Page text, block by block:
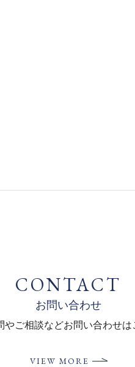
CONTACT
お問い合わせ
やご相談などお問い合わせは
VIEW MORE